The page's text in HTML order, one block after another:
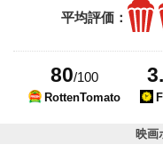
平均評価：
80/100
RottenTomato
映画